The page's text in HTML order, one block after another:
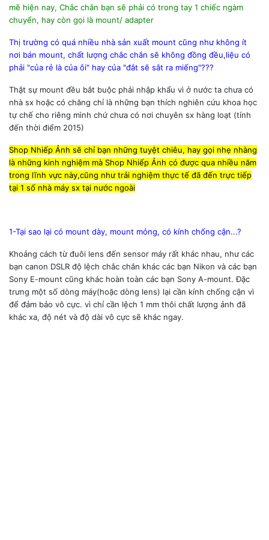
mẽ hiện nay, Chắc chắn bạn sẽ phải có trong tay 1 chiếc ngàm
chuyển, hay còn gọi là mount/ adapter
Thị trường có quá nhiều nhà sản xuất mount cũng như không ít
nơi bán mount, chất lượng chắc chắn sẽ không đồng đều,liệu có
phải "của rẻ là của ôi" hay của "đắt sẽ sắt ra miếng"???
Thật sự mount đều bắt buộc phải nhập khẩu vì ở nước ta chưa có
nhà sx hoặc có chăng chỉ là những bạn thích nghiên cứu khoa học
tự chế cho riêng mình chứ chưa có nơi chuyên sx hàng loạt (tính
đến thời điểm 2015)
Shop Nhiếp Ảnh sẽ chỉ bạn những tuyệt chiêu, hay gọi nhẹ nhàng
là những kinh nghiệm mà Shop Nhiếp Ảnh có được qua nhiều năm
trong lĩnh vực này,cũng như trải nghiệm thực tế đã đến trực tiếp
tại 1 số nhà máy sx tại nước ngoài
1-Tại sao lại có mount dày, mount mỏng, có kính chống cận...?
Khoảng cách từ đuôi lens đến sensor máy rất khác nhau, như các
bạn canon DSLR độ lệch chắc chắn khác các bạn Nikon và các bạn
Sony E-mount cũng khác hoàn toàn các bạn Sony A-mount. Đặc
trưng một số dòng máy(hoặc dòng lens) lại cần kính chống cận vì
để đảm bảo vô cực. vì chỉ cần lệch 1 mm thôi chất lượng ảnh đã
khác xa, độ nét và độ dài vô cực sẽ khác ngay.